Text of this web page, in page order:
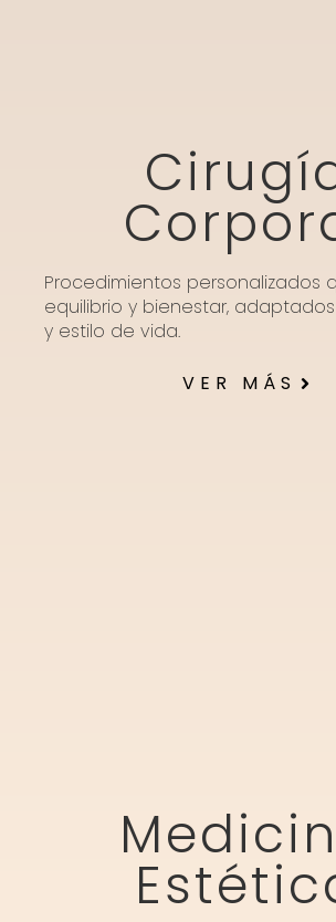
Procedimientos personalizados
equilibrio y bienestar,
y estilo de vida.
VER MÁS